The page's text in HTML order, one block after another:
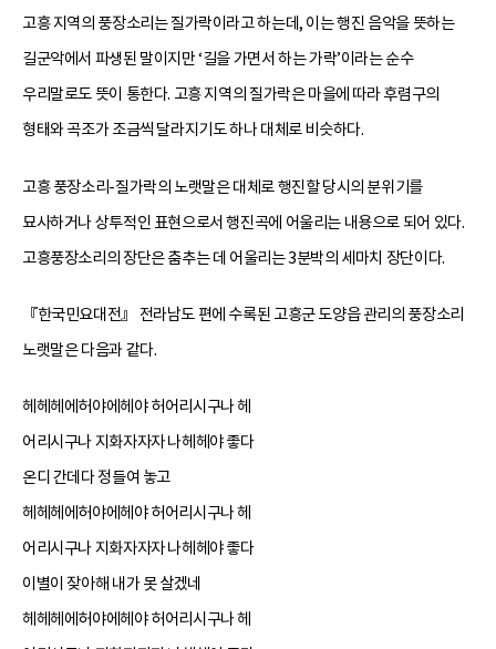
고흥 지역의 풍장소리는 질가락이라고 하는데, 이는 행진 음악을 뜻하는
길군악에서 파생된 말이지만 ‘길을 가면서 하는 가락’이라는 순수
우리말로도 뜻이 통한다. 고흥 지역의 질가락은 마을에 따라 후렴구의
형태와 곡조가 조금씩 달라지기도 하나 대체로 비슷하다.
고흥 풍장소리-질가락의 노랫말은 대체로 행진할 당시의 분위기를
묘사하거나 상투적인 표현으로서 행진곡에 어울리는 내용으로 되어 있다.
고흥풍장소리의 장단은 춤추는 데 어울리는 3분박의 세마치 장단이다.
『한국민요대전』 전라남도 편에 수록된 고흥군 도양읍 관리의 풍장소리
노랫말은 다음과 같다.
헤헤헤에허야에헤야 허어리시구나 헤
어리시구나 지화자자자 나헤헤야 좋다
온디 간데다 정들여 놓고
헤헤헤에허야에헤야 허어리시구나 헤
어리시구나 지화자자자 나헤헤야 좋다
이별이 잦아해 내가 못 살겠네
헤헤헤에허야에헤야 허어리시구나 헤